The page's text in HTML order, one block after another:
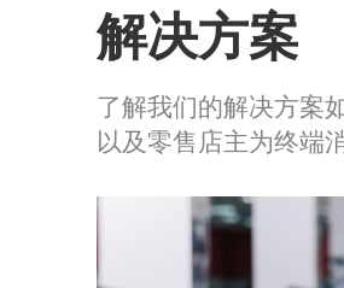
解决方案
了解我们的解决方案
以及零售店主为终端